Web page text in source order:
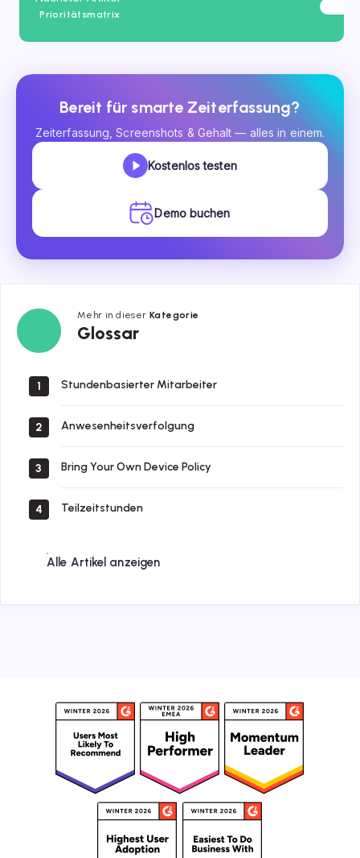
Prioritätsmatrix
Bereit für smarte Zeiterfassung?
Zeiterfassung, Screenshots & Gehalt — alles in einem.
Kostenlos testen
Demo buchen
Mehr in dieser Kategorie
Glossar
Glossar
1 Stundenbasierter Mitarbeiter
2 Anwesenheitsverfolgung
3 Bring Your Own Device Policy
4 Teilzeitstunden
Alle Artikel anzeigen